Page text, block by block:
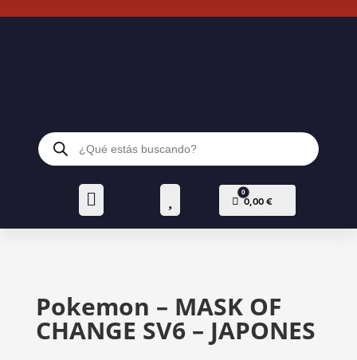
Búsqueda
de
productos
 Carro
0
0,00€
Pokemon – MASK OF
CHANGE SV6 – JAPONES